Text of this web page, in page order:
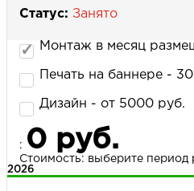
Статус: Занято
Монтаж в месяц
Печать на баннере -
Дизайн - от 5000 руб.
: 0 руб.
Стоимость: выберите
2026